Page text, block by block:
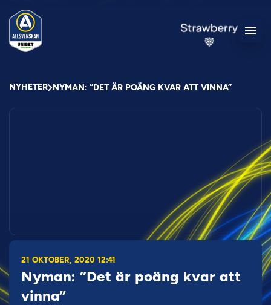
NYHETER NYMAN: ”DET ÄR POÄNG KVAR ATT VINNA”
21 OKTOBER, 2020 12:41
Nyman: ”Det är poäng kvar att
vinna”